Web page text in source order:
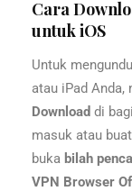
Cara
untuk iOS
Untuk
atau iPad
Download di
masuk atau
buka bilah
VPN Browser